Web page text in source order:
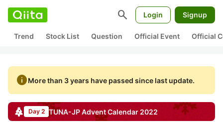
search Login Signup
Trend Stock List Question Official Event Official
infoMore than 3 years have passed since last update.
Day 2 TUNA-JPAdvent Calendar 2022